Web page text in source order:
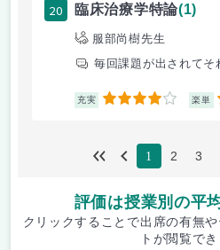
20 臨床治療学特論(1)
服部尚樹先生
毎回課題が出されてそ
充実 4 楽単
1 2 3
評価は授業別の平
クリックすることで出席の有無
トが閲覧でき